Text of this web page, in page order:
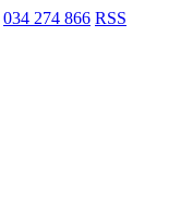
034 274 866 RSS